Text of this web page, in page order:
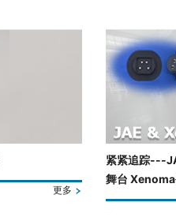
更多
紧紧追踪---
舞台